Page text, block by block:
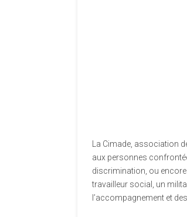
La Cimade, association
aux personnes
discrimination, ou encore
travailleur social, un
l’accompagnement et